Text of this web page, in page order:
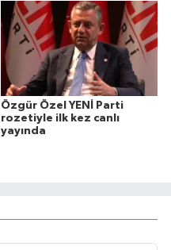
Özgür Özel YENİ Parti
rozetiyle ilk kez canlı
yayında